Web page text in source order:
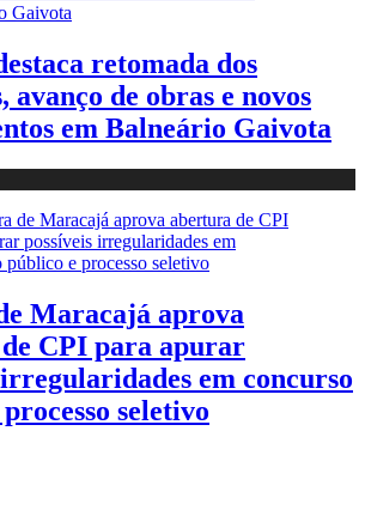
retomada dos
avanço de obras e novos
em Balneário Gaivota
Maracajá aprova
CPI para apurar
em concurso
seletivo